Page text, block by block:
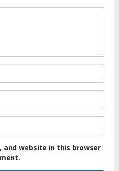
and website in this browser